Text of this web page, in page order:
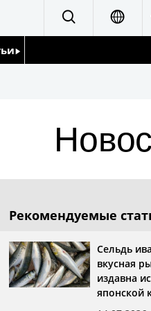
العربية
Рекомендуемые
Сельдь
вкусная
издавна
японской